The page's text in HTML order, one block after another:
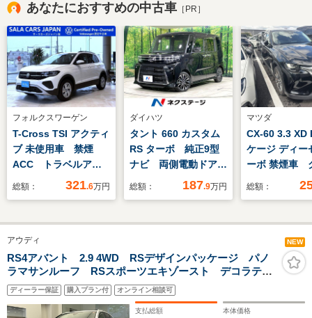
あなたにおすすめの中古車 ［PR］
フォルクスワーゲン
T-Cross TSI アクティ
ブ 未使用車 禁煙
ACC トラベルアシ
スト ブラインドスポ
ックアラート 障害物
センサー App-
Connect LEDヘ
ッドライト パドルシ
フト ETC
総額： 321.6万円
ダイハツ
タント 660 カスタム
RS ターボ 純正9型
ナビ 両側電動ドア
衝突軽減装置 車線逸
全席シートヒーター
LEDヘッド オートハ
イビーム 純正15イ
ンチAW 禁煙車
総額： 187.9万円
マツダ
CX-60 3.3 XD
ケージ ディー
ーボ 禁煙車
ジュ革シー
スポットモニ
ーダークルー
ロール パワ
ドア 左右シ
ーター ETC
総額：
アウディ NEW
RS4アバント 2.9 4WD RSデザインパッケージ パノ
ラマサンルーフ RSスポーツエキゾースト デコラティ
ブパネルカーボン アシスタンスパッケージ OP20イン
チAW レッドキャリパー プライバシーガラス フルセ
グTV 全周囲カメラ 認中
ディーラー保証 購入プラン付 オンライン相談可
支払総額 本体価格